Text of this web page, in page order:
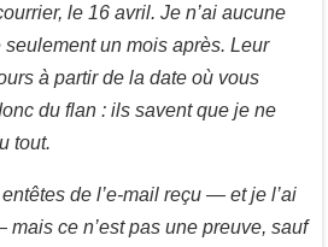
le 16 avril. Je n’ai aucune
seulement un mois après. Leur
à partir de la date où vous
du flan : ils savent que je ne
tout.
de l’e-mail reçu — et je l’ai
ce n’est pas une preuve, sauf